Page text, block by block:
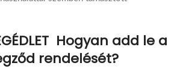
Hogyan add le a
rendelését?